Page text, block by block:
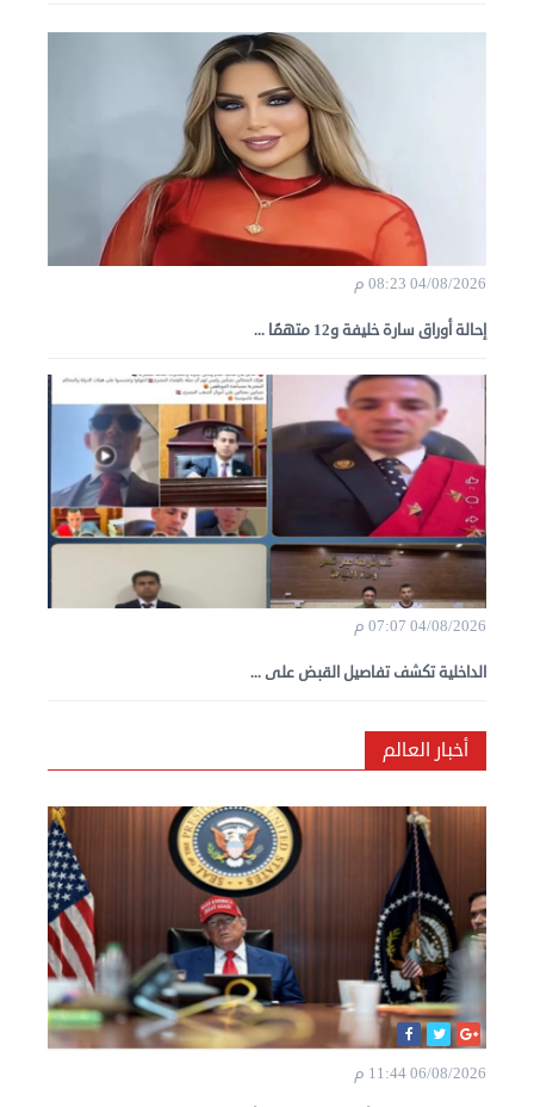
04/08/2026 08:23 م
إحالة أوراق سارة خليفة و12 متهمًا ...
04/08/2026 07:07 م
الداخلية تكشف تفاصيل القبض على ...
أخبار العالم
06/08/2026 11:44 م